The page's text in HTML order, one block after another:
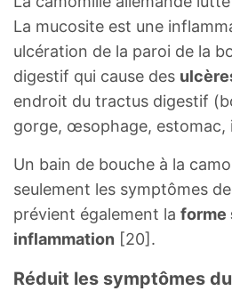
La mucosite est une
ulcération de la paroi de la
digestif qui cause des
endroit du tractus digestif
gorge, œsophage, estomac,
Un bain de bouche à la
seulement les symptômes
prévient également la forme
inflammation [20].
Réduit les symptômes